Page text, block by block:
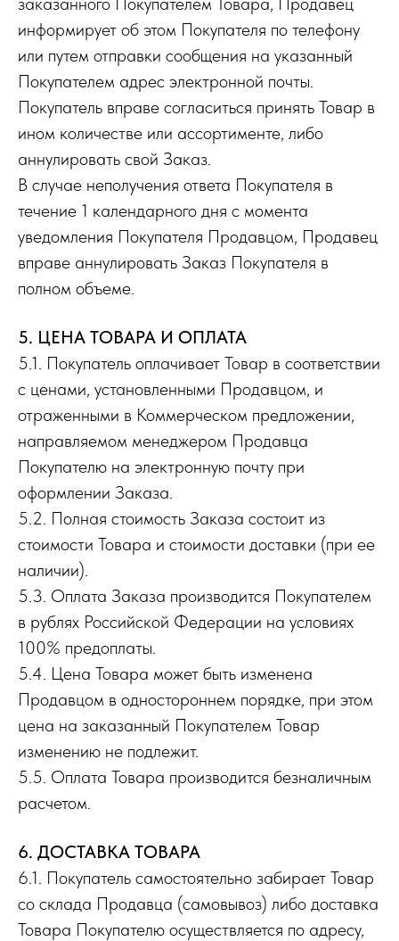
информирует об этом Покупателя по телефону
или путем отправки сообщения на указанный
Покупателем адрес электронной почты.
Покупатель вправе согласиться принять Товар в
ином количестве или ассортименте, либо
аннулировать свой Заказ.
В случае неполучения ответа Покупателя в
течение 1 календарного дня с момента
уведомления Покупателя Продавцом, Продавец
вправе аннулировать Заказ Покупателя в
полном объеме.
5. ЦЕНА ТОВАРА И ОПЛАТА
5.1. Покупатель оплачивает Товар в соответствии
с ценами, установленными Продавцом, и
отраженными в Коммерческом предложении,
направляемом менеджером Продавца
Покупателю на электронную почту при
оформлении Заказа.
5.2. Полная стоимость Заказа состоит из
стоимости Товара и стоимости доставки (при ее
наличии).
5.3. Оплата Заказа производится Покупателем
в рублях Российской Федерации на условиях
100% предоплаты.
5.4. Цена Товара может быть изменена
Продавцом в одностороннем порядке, при этом
цена на заказанный Покупателем Товар
изменению не подлежит.
5.5. Оплата Товара производится безналичным
расчетом.
6. ДОСТАВКА ТОВАРА
6.1. Покупатель самостоятельно забирает Товар
со склада Продавца (самовывоз) либо доставка
Товара Покупателю осуществляется по адресу,